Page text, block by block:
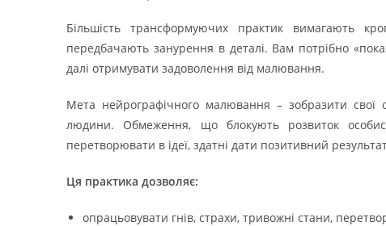
Більшість трансформуючих практик вимагають
передбачають занурення в деталі. Вам потрібно
далі отримувати задоволення від малювання.
Мета нейрографічного малювання – зобразити свої
людини. Обмеження, що блокують розвиток
перетворювати в ідеї, здатні дати позитивний
Ця практика дозволяє:
опрацьовувати гнів, страхи, тривожні стани,